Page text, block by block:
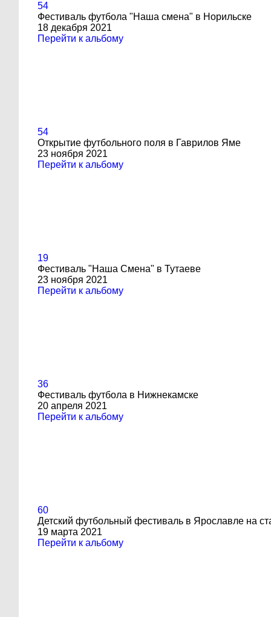
54
Фестиваль футбола "Наша смена" в Норильске
18 декабря 2021
Перейти к альбому
54
Открытие футбольного поля в Гаврилов Яме
23 ноября 2021
Перейти к альбому
19
Фестиваль "Наша Смена" в Тутаеве
23 ноября 2021
Перейти к альбому
36
Фестиваль футбола в Нижнекамске
20 апреля 2021
Перейти к альбому
60
Детский футбольный фестиваль в Ярославле на
19 марта 2021
Перейти к альбому